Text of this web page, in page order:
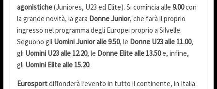
agonistiche(Juniores, U23 ed Elite). Si comincia alle 9.00con
la grande novità, la gara Donne Junior, che farà il proprio
ingresso nel programma degli Europei proprio a Silvelle.
Seguono gli Uomini Junior alle 9.50, le Donne U23 alle 11.00,
gli Uomini U23 alle 12.20, le Donne Elite alle 13.50e, infine,
gli Uomini Elite alle 15.20.
Eurosportdiffonderà l’evento in tutto il continente, in Italia